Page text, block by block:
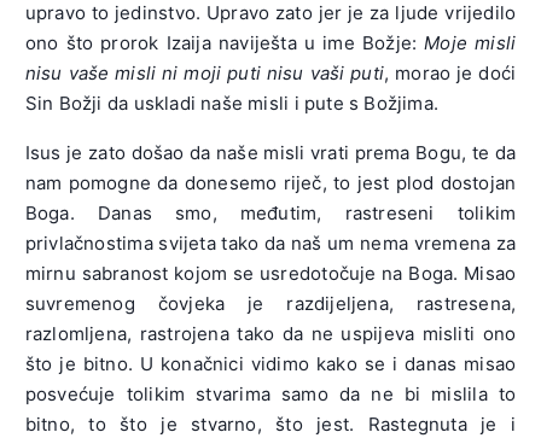
upravo to jedinstvo. Upravo zato jer je za ljude vrijedilo
ono što prorok Izaija naviješta u ime Božje:Moje misli
nisu vaše misli ni moji puti nisu vaši puti, morao je doći
Sin Božji da uskladi naše misli i pute s Božjima.
Isus je zato došao da naše misli vrati prema Bogu, te da
nam pomogne da donesemo riječ, to jest plod dostojan
Boga. Danas smo, međutim, rastreseni tolikim
privlačnostima svijeta tako da naš um nema vremena za
mirnu sabranost kojom se usredotočuje na Boga. Misao
suvremenog čovjeka je razdijeljena, rastresena,
razlomljena, rastrojena tako da ne uspijeva misliti ono
što je bitno. U konačnici vidimo kako se i danas misao
posvećuje tolikim stvarima samo da ne bi mislila to
bitno, to što je stvarno, što jest. Rastegnuta je i